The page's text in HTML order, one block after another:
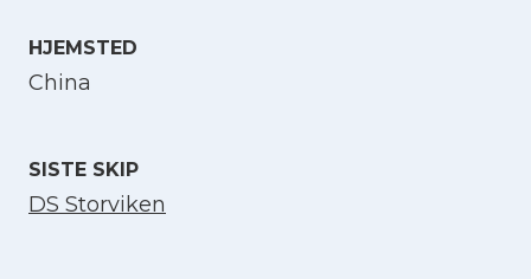
HJEMSTED
China
SISTE SKIP
DS Storviken